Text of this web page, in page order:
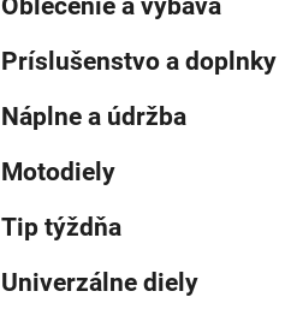
Príslušenstvo a doplnky
Náplne a údržba
Motodiely
Tip týždňa
Univerzálne diely